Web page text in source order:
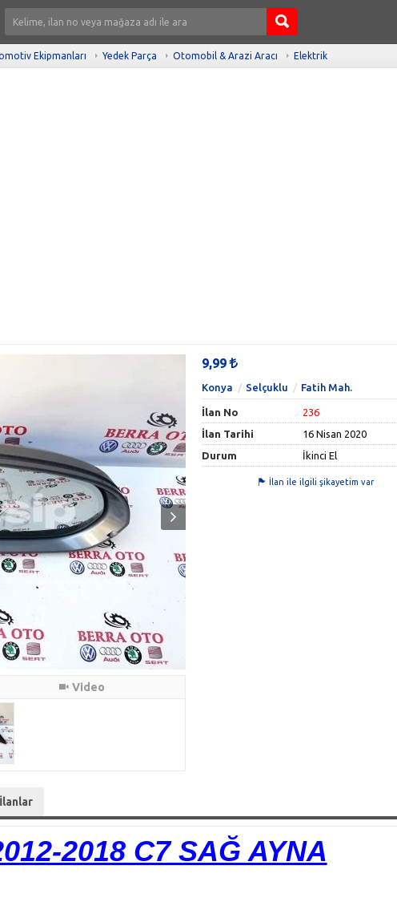
Ekipmanları Yedek Parça Otomobil & Arazi Aracı Elektrik
Video
9,99
Konya Selçuklu Fatih Mah.
İlan No
236
İlan Tarihi
16 Nisan 2020
Durum
İkinci El
İlan ile ilgili şikayetim var
2018 C7 SAĞ AYNA